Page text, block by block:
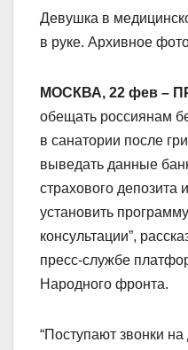
Девушка в
в руке. Архивное
МОСКВА, 22 фев –
обещать россиянам
в санатории после
выведать данные
страхового депозита
установить
консультации”,
пресс-службе
Народного фронта.
“Поступают звонки